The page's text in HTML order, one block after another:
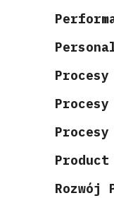
Procesy
Rozwój